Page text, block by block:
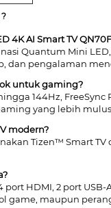
4K AI Smart TV
Quantum Mini
dan pengalaman
untuk gaming?
144Hz,
yang lebih mulus
modern?
Tizen™ Smart
HDMI, 2 port
game, maupun